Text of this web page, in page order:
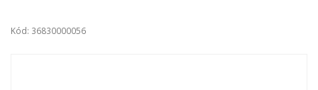
Kód: 36830000056